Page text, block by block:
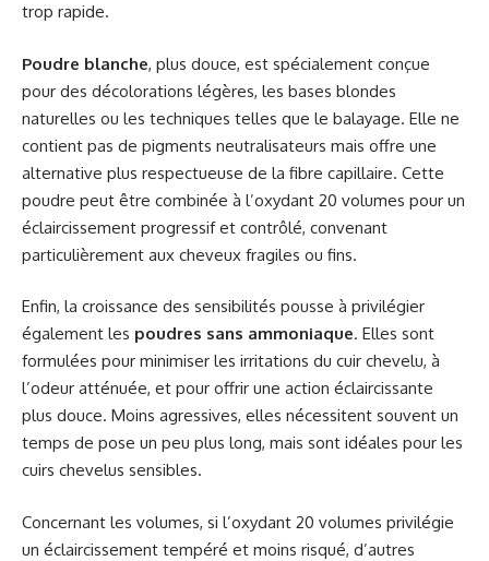
trop rapide.
Poudre blanche, plus douce, est spécialement conçue
pour des décolorations légères, les bases blondes
naturelles ou les techniques telles que le balayage. Elle ne
contient pas de pigments neutralisateurs mais offre une
alternative plus respectueuse de la fibre capillaire. Cette
poudre peut être combinée à l’oxydant 20 volumes pour un
éclaircissement progressif et contrôlé, convenant
particulièrement aux cheveux fragiles ou fins.
Enfin, la croissance des sensibilités pousse à privilégier
également les poudres sans ammoniaque. Elles sont
formulées pour minimiser les irritations du cuir chevelu, à
l’odeur atténuée, et pour offrir une action éclaircissante
plus douce. Moins agressives, elles nécessitent souvent un
temps de pose un peu plus long, mais sont idéales pour les
cuirs chevelus sensibles.
Concernant les volumes, si l’oxydant 20 volumes privilégie
un éclaircissement tempéré et moins risqué, d’autres